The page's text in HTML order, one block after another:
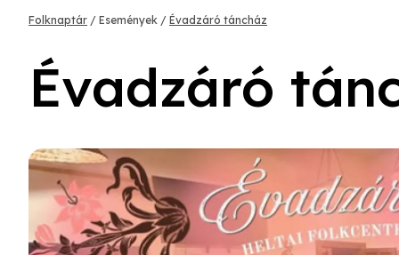
Morzsa
Folknaptár Események Évadzáró táncház
Évadzáró